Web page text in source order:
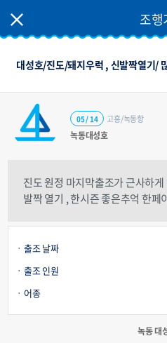
조행
대성호/진도/돼지우럭 , 신발짝열기/
녹동대성호
고흥/녹동항
05 / 14
진도 원정 마지막출조가 근사하
발짝 열기 , 한시즌 좋은추억 한페
출조 날짜
출조 인원
어종
녹동 대